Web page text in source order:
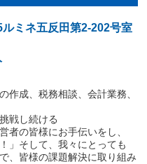
ミネ五反田第2-202号室
作成、税務相談、会計業務、
戦し続ける
者の皆様にお手伝いをし、
」そして、我々にとっても
、皆様の課題解決に取り組み